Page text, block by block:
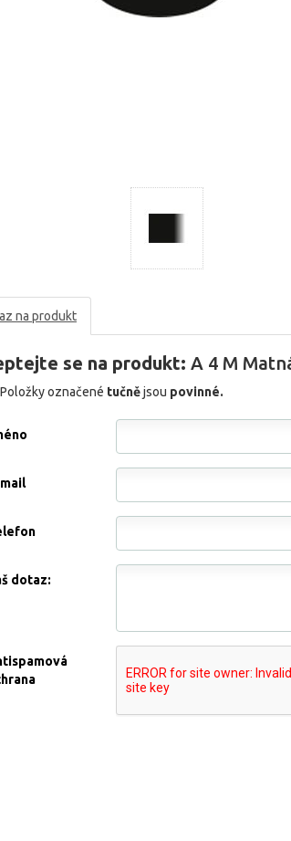
na produkt
se na produkt: A 4 M
Položky označené tučnějsou povinné.
dotaz: